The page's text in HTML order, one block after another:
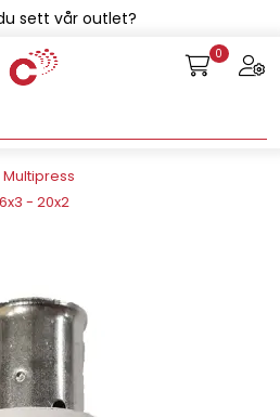
sett vår outlet?
0
Multipress
- 20x2